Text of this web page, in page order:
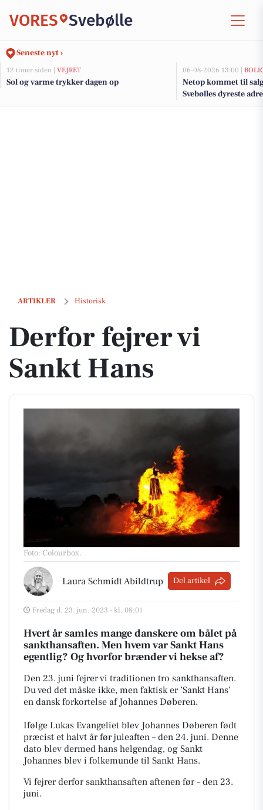
VORES Svebølle
Seneste nyt ›
12 timer siden | VEJRET
Sol og varme trykker dagen op
06-08-2026 13:00 |
Netop kommet til
Svebølles dyreste
ARTIKLER Historisk
Derfor fejrer vi Sankt Hans
Derfor fejrer vi
Sankt Hans
Foto: Colourbox.
Laura Schmidt Abildtrup Del artikel
Fredag d. 23. jun. 2023 - kl. 08:01
Hvert år samles mange danskere om bålet på
sankthansaften. Men hvem var Sankt Hans
egentlig? Og hvorfor brænder vi hekse af?
Den 23. juni fejrer vi traditionen tro sankthansaften.
Du ved det måske ikke, men faktisk er ’Sankt Hans’
en dansk forkortelse af Johannes Døberen.
Ifølge Lukas Evangeliet blev Johannes Døberen født
præcist et halvt år før juleaften – den 24. juni. Denne
dato blev dermed hans helgendag, og Sankt
Johannes blev i folkemunde til Sankt Hans.
Vi fejrer derfor sankthansaften aftenen før – den 23.
juni.